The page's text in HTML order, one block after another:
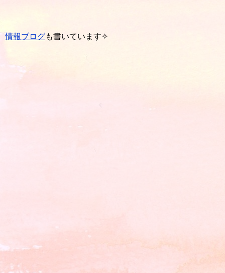
情報ブログも書いています✧